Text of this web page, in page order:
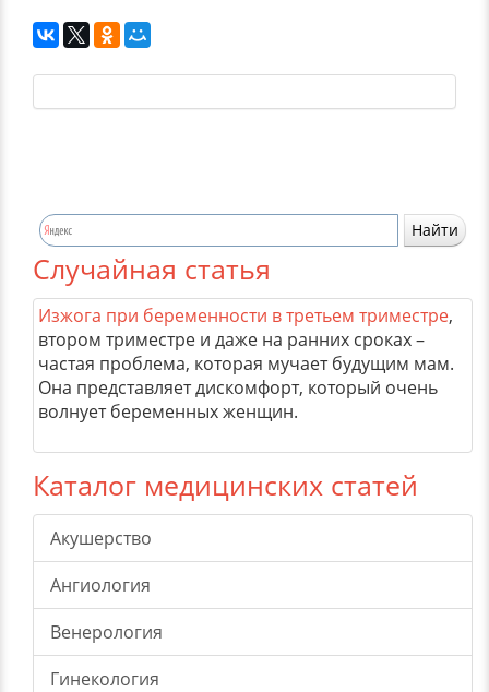
Случайная статья
Изжога при беременности в третьем триместре,
втором триместре и даже на ранних сроках –
частая проблема, которая мучает будущим мам.
Она представляет дискомфорт, который очень
волнует беременных женщин.
Каталог медицинских статей
Акушерство
Ангиология
Венерология
Гинекология